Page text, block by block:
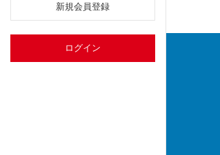
新規会員登録
ログイン